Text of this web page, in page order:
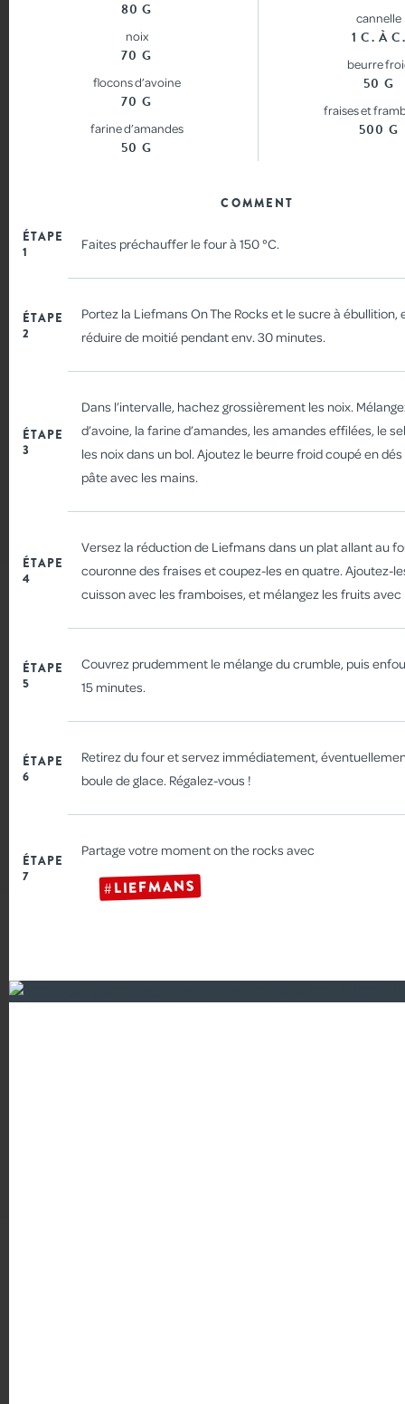
LIFE LIFE ON THE ROCKS! PARTAGE TON MOMENT
#LIEFMANS
GLACES MAISON AUX
FRUITS ROUGES
80 G
noix
70 G
flocons d’avoine
70 G
farine d’amandes
50 G
cannelle
1 C. À C.
beurre
50 G
fraises et
500 G
COMMENT
ÉTAPE
1
Faites préchauffer le four à 150 °C.
ÉTAPE
2
Portez la Liefmans On The Rocks et le sucre à ébullition,
réduire de moitié pendant env. 30 minutes.
ÉTAPE
3
Dans l’intervalle, hachez grossièrement les noix.
d’avoine, la farine d’amandes, les amandes effilées, le
les noix dans un bol. Ajoutez le beurre froid coupé en
pâte avec les mains.
ÉTAPE
4
Versez la réduction de Liefmans dans un plat allant au
couronne des fraises et coupez-les en quatre. Ajoutez-
cuisson avec les framboises, et mélangez les fruits
ÉTAPE
5
Couvrez prudemment le mélange du crumble, puis
15 minutes.
ÉTAPE
6
Retirez du four et servez immédiatement,
boule de glace. Régalez-vous !
ÉTAPE
7
Partage votre moment on the rocks avec
#LIEFMANS